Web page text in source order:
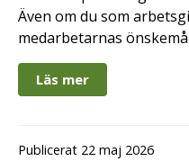
Även om du som
medarbetarnas
Läs mer
Publicerat 22 maj 2026